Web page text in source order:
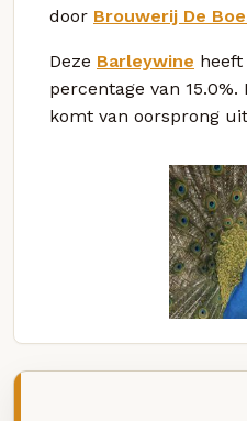
door Brouwerij De
Deze Barleywine
percentage van
komt van oorsprong uit